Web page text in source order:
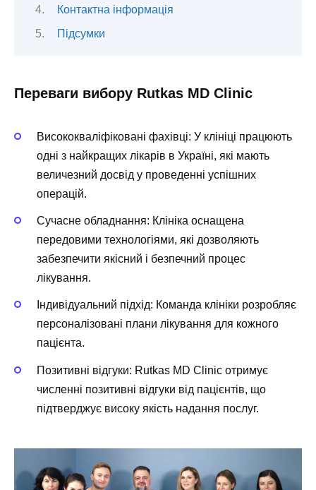
Контактна інформація
Підсумки
Переваги вибору Rutkas MD Clinic
Висококваліфіковані фахівці: У клініці працюють
одні з найкращих лікарів в Україні, які мають
величезний досвід у проведенні успішних
операцій.
Сучасне обладнання: Клініка оснащена
передовими технологіями, які дозволяють
забезпечити якісний і безпечний процес
лікування.
Індивідуальний підхід: Команда клініки розробляє
персоналізовані плани лікування для кожного
пацієнта.
Позитивні відгуки: Rutkas MD Clinic отримує
численні позитивні відгуки від пацієнтів, що
підтверджує високу якість надання послуг.